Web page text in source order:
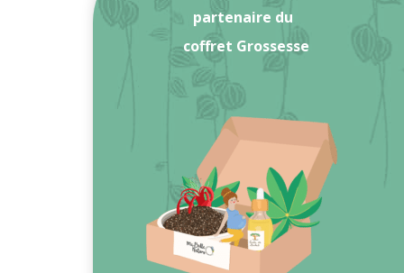
partenaire du
coffret Grossesse